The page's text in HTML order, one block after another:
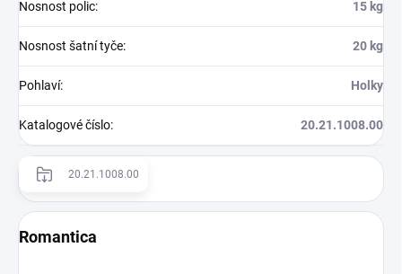
Nosnost polic: 15 kg
Nosnost šatní tyče: 20 kg
Pohlaví: Holky
Katalogové číslo: 20.21.1008.00
20.21.1008.00
Romantica